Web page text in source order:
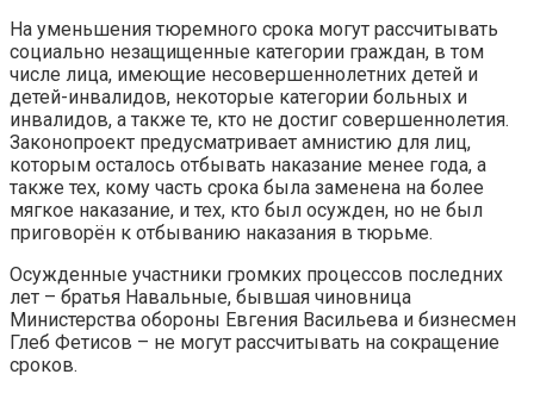
На уменьшения тюремного срока могут рассчитывать
социально незащищенные категории граждан, в том
числе лица, имеющие несовершеннолетних детей и
детей-инвалидов, некоторые категории больных и
инвалидов, а также те, кто не достиг совершеннолетия.
Законопроект предусматривает амнистию для лиц,
которым осталось отбывать наказание менее года, а
также тех, кому часть срока была заменена на более
мягкое наказание, и тех, кто был осужден, но не был
приговорён к отбыванию наказания в тюрьме.
Осужденные участники громких процессов последних
лет – братья Навальные, бывшая чиновница
Министерства обороны Евгения Васильева и бизнесмен
Глеб Фетисов – не могут рассчитывать на сокращение
сроков.